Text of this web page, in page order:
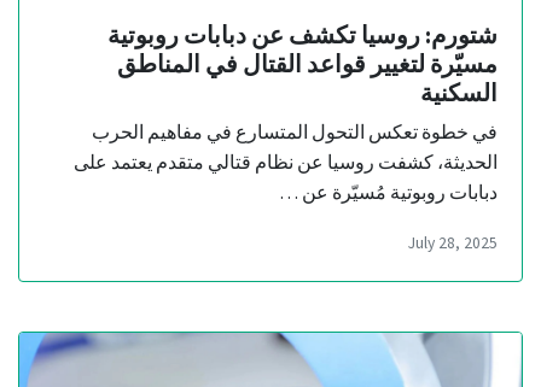
شتورم: روسيا تكشف عن دبابات روبوتية
مسيّرة لتغيير قواعد القتال في المناطق
السكنية
في خطوة تعكس التحول المتسارع في مفاهيم الحرب
الحديثة، كشفت روسيا عن نظام قتالي متقدم يعتمد على
دبابات روبوتية مُسيّرة عن …
July 28, 2025